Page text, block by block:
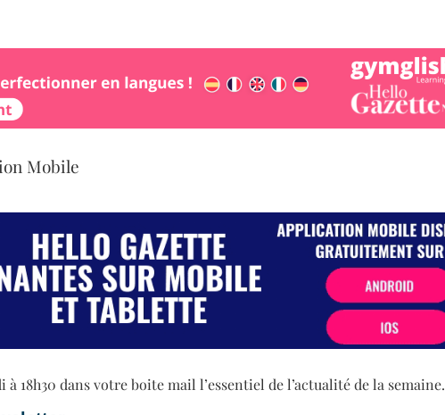
Mobile
à 18h30 dans votre boite mail l’essentiel de l’actualité de la semaine.